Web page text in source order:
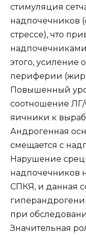
стимуляция
надпочечников
стрессе), что
этого, усиление
периферии
Повышенный
соотношение ЛГ/
яичники к
Андрогенная
смещается с
Нарушение
надпочечников
СПКЯ, и данная
при
Значительная